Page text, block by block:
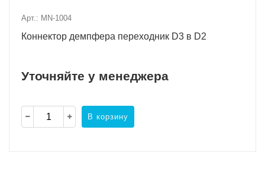
Арт.: MN-1004
Коннектор демпфера переходник D3 в D2
Уточняйте у менеджера
В корзину